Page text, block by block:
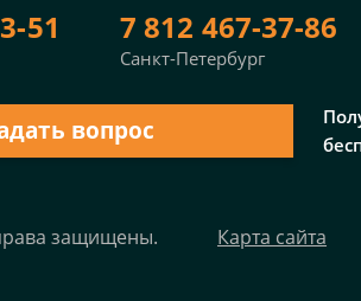
51
7 812 467-37-86
Санкт-Петербург
вопрос
защищены. Карта сайта